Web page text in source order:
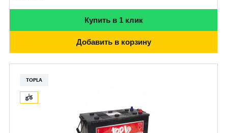
Купить в 1 клик
Добавить в корзину
TOPLA